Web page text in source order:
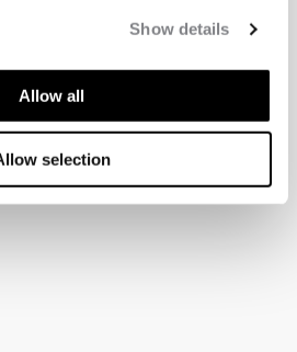
Show details
Allow all
selection